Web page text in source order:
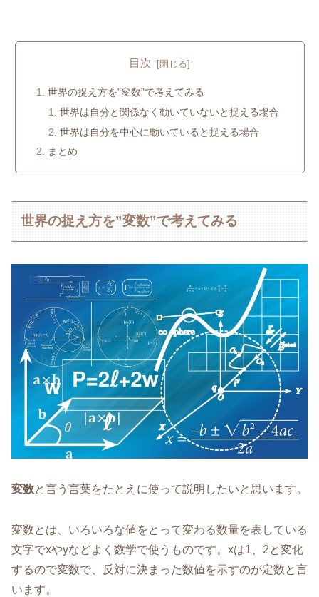
目次
世界の捉え方を”変数”で考えてみる
世界は自分と関係なく動いていないと捉える場合
世界は自分を中心に動いていると捉える場合
まとめ
世界の捉え方を”変数”で考えてみる
変数と言う言葉をたとえに使って説明したいと思います。
変数とは、いろいろな値をとって変わる数量を表している
文字でxやyなどよく数学で使うものです。xは1、2と変化
するので変数で、反対に決まった数値を示すのが定数と言
います。